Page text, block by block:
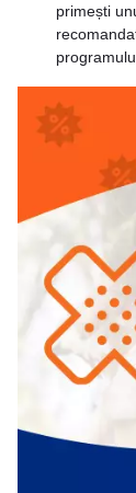
primești